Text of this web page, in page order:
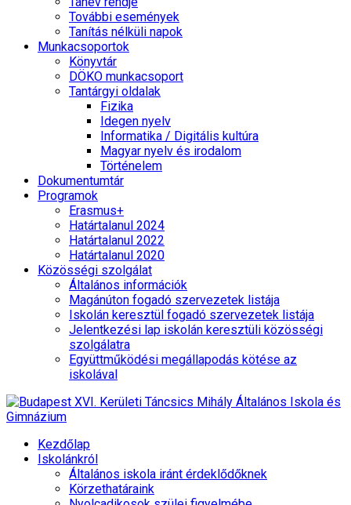
További események
Tanítás nélküli napok
Munkacsoportok
Könyvtár
DÖKO munkacsoport
Tantárgyi oldalak
Fizika
Idegen nyelv
Informatika / Digitális kultúra
Magyar nyelv és irodalom
Történelem
Dokumentumtár
Programok
Erasmus+
Határtalanul 2024
Határtalanul 2022
Határtalanul 2020
Közösségi szolgálat
Általános információk
Magánúton fogadó szervezetek listája
Iskolán keresztül fogadó szervezetek listája
Jelentkezési lap iskolán keresztüli közösségi
szolgálatra
Együttműködési megállapodás kötése az
iskolával
Kezdőlap
Iskolánkról
Általános iskola iránt érdeklődőknek
Körzethatáraink